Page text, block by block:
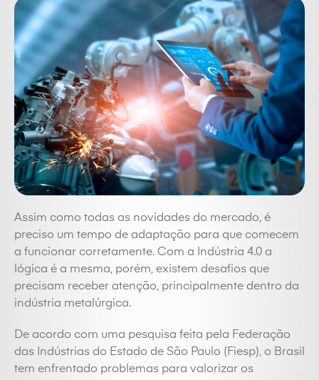
Assim como todas as novidades do mercado, é
preciso um tempo de adaptação para que comecem
a funcionar corretamente. Com a Indústria 4.0 a
lógica é a mesma, porém, existem desafios que
precisam receber atenção, principalmente dentro da
indústria metalúrgica.
De acordo com uma pesquisa feita pela Federação
das Indústrias do Estado de São Paulo (Fiesp), o Brasil
tem enfrentado problemas para valorizar os